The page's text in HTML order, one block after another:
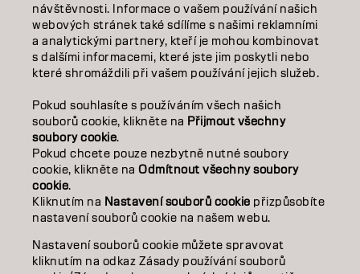
O NÁS
SALON FINDER
STAŇTE SE PARTNEREM
KONTAKTUJTE NÁS
KontaktZásady ochrany osobních údajů
Zásady používání souborů cookie
Přístupnost
Závazek k udržitelnosti
CZ | CZECH
návštěvnosti. Informace o vašem používání našich
webových stránek také sdílíme s našimi reklamními
a analytickými partnery, kteří je mohou kombinovat
s dalšími informacemi, které jste jim poskytli nebo
které shromáždili při vašem používání jejich služeb.
Pokud souhlasíte s používáním všech našich
souborů cookie, klikněte na Přijmout všechny
soubory cookie.
Pokud chcete pouze nezbytně nutné soubory
cookie, klikněte naOdmítnout všechny soubory
cookie.
Kliknutím na Nastavení souborů cookie přizpůsobíte
nastavení souborů cookie na našem webu.
Nastavení souborů cookie můžete spravovat
kliknutím na odkaz Zásady používání souborů